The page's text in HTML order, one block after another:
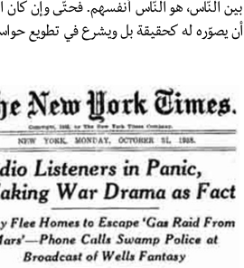
بين النّاس، هو النّاس أنفسهم. فحتّى وإن كان
أن يصوّره له كحقيقة بل ويشرع في تطويع